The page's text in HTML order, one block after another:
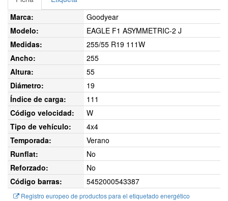
Marca:
Goodyear
Modelo:
EAGLE F1 ASYMMETRIC-2 J
Medidas:
255/55 R19 111W
Ancho:
255
Altura:
55
Diámetro:
19
Índice de carga:
111
Código velocidad:
W
Tipo de vehículo:
4x4
Temporada:
Verano
Runflat:
No
Reforzado:
No
Código barras:
5452000543387
Registro europeo de productos para el etiquetado energético